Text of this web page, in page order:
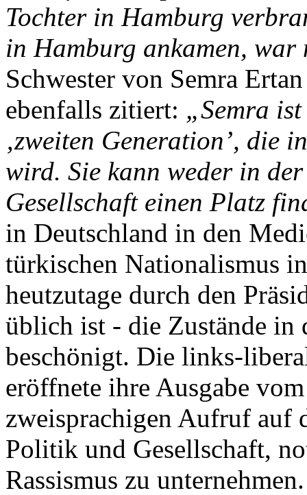
Tochter in Hamburg
in Hamburg ankamen, war
Schwester von Semra
ebenfalls zitiert: „Semra
‚zweiten Generation’, die
wird. Sie kann weder in
Gesellschaft einen Platz
in Deutschland in den
türkischen Nationalismus
heutzutage durch den
üblich ist - die Zustände
beschönigt. Die links-
eröffnete ihre Ausgabe
zweisprachigen Aufruf auf
Politik und Gesellschaft,
Rassismus zu unternehmen.